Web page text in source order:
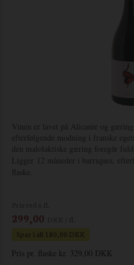
Vinen er lavet på Alicante og
efterfølgende modning i franske
den malolaktiske gæring foregår
Ligger 12 måneder i barriques,
flaske.
299,00
Spar i alt 180,00 DKK
Pris pr. flaske kr. 329,00 DKK